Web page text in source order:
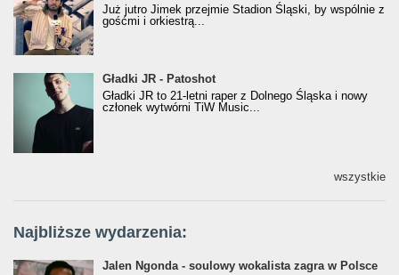
Już jutro Jimek przejmie Stadion Śląski, by wspólnie z
gośćmi i orkiestrą...
Gładki JR - Patoshot
Gładki JR - Patoshot
Gładki JR to 21-letni raper z Dolnego Śląska i nowy
członek wytwórni TiW Music...
wszystkie
Najbliższe wydarzenia:
Jalen Ngonda - soulowy wokalista zagra w Polsce